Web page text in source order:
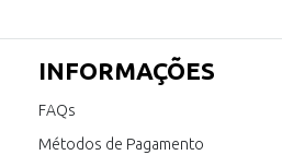
INFORMAÇÕES
FAQs
Métodos de Pagamento